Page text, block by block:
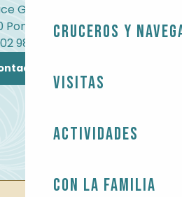
Cruceros y
Visitas
Actividades
Con la familia
Gambetta
Pont-l'Abbé
98 82 37 99
con nosotros